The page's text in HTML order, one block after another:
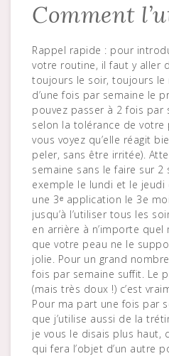
Comment
Rappel rapide : pour
votre routine, il faut y aller
toujours le soir, toujours le
d’une fois par semaine le
pouvez passer à 2 fois par
selon la tolérance de votre
vous voyez qu’elle réagit
peler, sans être irritée).
semaine sans le faire sur
exemple le lundi et le jeudi
une 3ᵉ application le 3e
jusqu’à l’utiliser tous les
en arrière à n’importe
que votre peau ne le
jolie. Pour un grand
fois par semaine suffit. Le
(mais très doux !) c’est
Pour ma part une fois par
que j’utilise aussi de la
je vous le disais plus haut,
qui fera l’objet d’un autre